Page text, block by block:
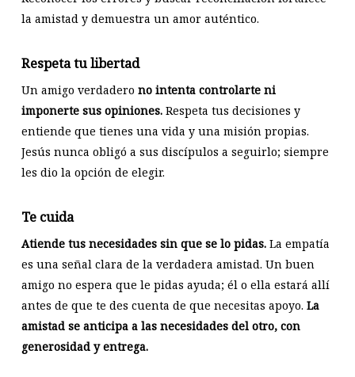
la amistad y demuestra un amor auténtico.
Respeta tu libertad
Un amigo verdadero no intenta controlarte ni
imponerte sus opiniones.Respeta tus decisiones y
entiende que tienes una vida y una misión propias.
Jesús nunca obligó a sus discípulos a seguirlo; siempre
les dio la opción de elegir.
Te cuida
Atiende tus necesidades sin que se lo pidas. La empatía
es una señal clara de la verdadera amistad. Un buen
amigo no espera que le pidas ayuda; él o ella estará allí
antes de que te des cuenta de que necesitas apoyo. La
amistad se anticipa a las necesidades del otro, con
generosidad y entrega.